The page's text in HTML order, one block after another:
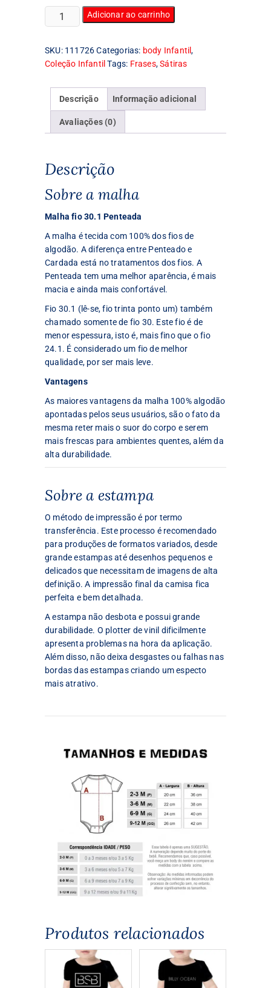
Body
Infantil
pé‚
não
quantidade
Adicionar ao carrinho
SKU: 111726 Categorias: body Infantil,
Coleção Infantil Tags: Frases,Sátiras
Descrição Informação adicional
Avaliações (0)
Descrição
Sobre a malha
Malha fio 30.1 Penteada
A malha é tecida com 100% dos fios de
algodão. A diferença entre Penteado e
Cardada está no tratamentos dos fios. A
Penteada tem uma melhor aparência, é mais
macia e ainda mais confortável.
Fio 30.1 (lê-se, fio trinta ponto um) também
chamado somente de fio 30. Este fio é de
menor espessura, isto é, mais fino que o fio
24.1. É considerado um fio de melhor
qualidade, por ser mais leve.
Vantagens
As maiores vantagens da malha 100% algodão
apontadas pelos seus usuários, são o fato da
mesma reter mais o suor do corpo e serem
mais frescas para ambientes quentes, além da
alta durabilidade.
Sobre a estampa
O método de impressão é por termo
transferência. Este processo é recomendado
para produções de formatos variados, desde
grande estampas até desenhos pequenos e
delicados que necessitam de imagens de alta
definição. A impressão final da camisa fica
perfeita e bem detalhada.
A estampa não desbota e possui grande
durabilidade. O plotter de vinil dificilmente
apresenta problemas na hora da aplicação.
Além disso, não deixa desgastes ou falhas nas
bordas das estampas criando um especto
mais atrativo.
Produtos relacionados